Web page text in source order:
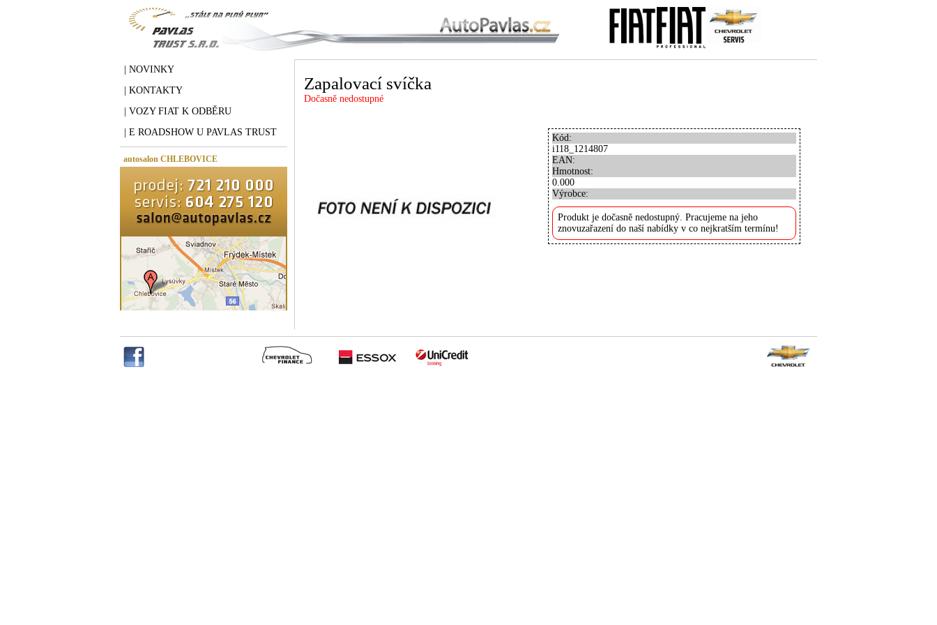
| NOVINKY
| KONTAKTY
| VOZY FIAT K ODBĚRU
| E ROADSHOW U PAVLAS TRUST
autosalon CHLEBOVICE
Zapalovací svíčka
Dočasně nedostupné
Kód:
i118_1214807
EAN:
Hmotnost:
0.000
Výrobce:
Produkt je dočasně nedostupný. Pracujeme na jeho
znovuzařazení do naší nabídky v co nejkratším termínu!